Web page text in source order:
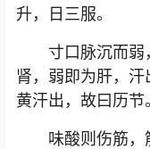
升，日三服。
寸口脉沉而
肾，弱即为肝，汗
黄汗出，故曰历节
味酸则伤筋，